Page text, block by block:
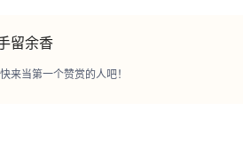
留余香
来当第一个赞赏的人吧！